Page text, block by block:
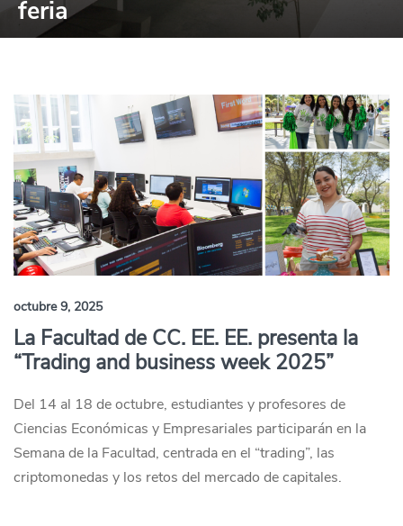
feria
octubre 9, 2025
La Facultad de CC. EE. EE. presenta la
“Trading and business week 2025”
Del 14 al 18 de octubre, estudiantes y profesores de
Ciencias Económicas y Empresariales participarán en la
Semana de la Facultad, centrada en el “trading”, las
criptomonedas y los retos del mercado de capitales.